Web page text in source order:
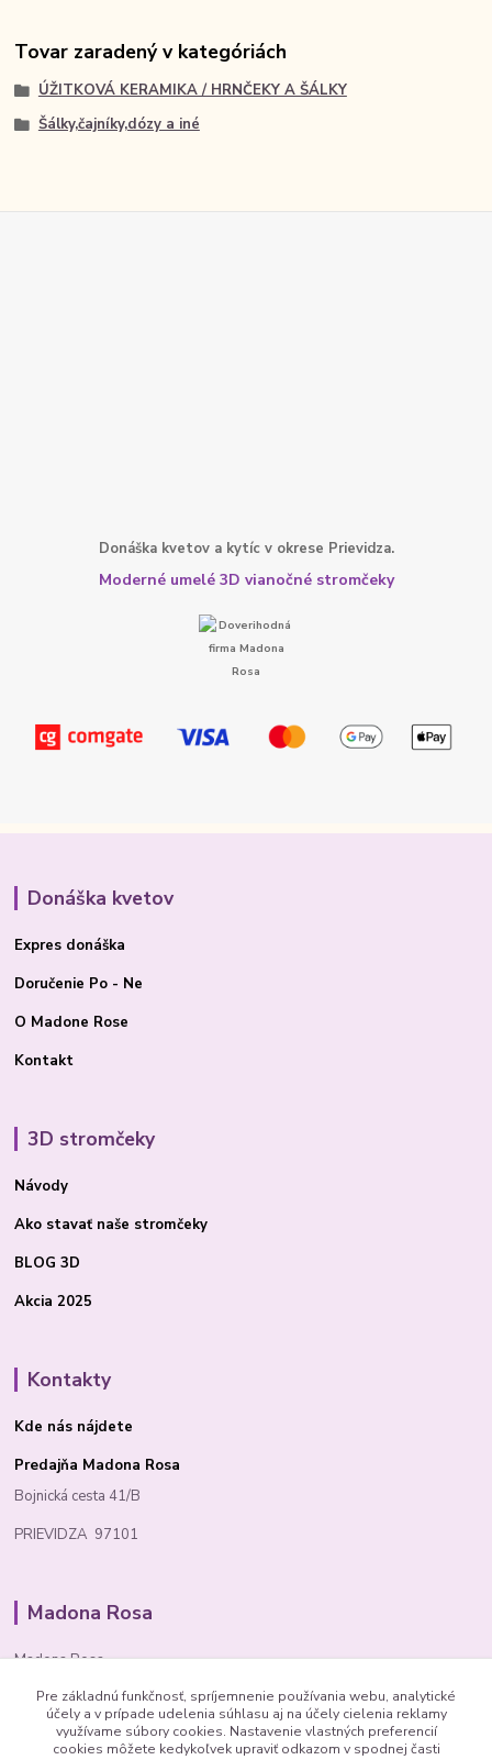
Tovar zaradený v kategóriách
ÚŽITKOVÁ KERAMIKA / HRNČEKY A ŠÁLKY
Šálky,čajníky,dózy a iné
Donáška kvetov a kytíc v okrese Prievidza.
Moderné umelé 3D vianočné stromčeky
Donáška kvetov
Expres donáška
Doručenie Po - Ne
O Madone Rose
Kontakt
3D stromčeky
Návody
Ako stavať naše stromčeky
BLOG 3D
Akcia 2025
Kontakty
Kde nás nájdete
Predajňa Madona Rosa
Bojnická cesta 41/B
PRIEVIDZA 97101
Madona Rosa
Madona Rosa
Richard
+421 905 276 211
Pre základnú funkčnosť, spríjemnenie používania webu, analytické
účely a v prípade udelenia súhlasu aj na účely cielenia reklamy
využívame súbory cookies. Nastavenie vlastných preferencií
cookies môžete kedykoľvek upraviť odkazom v spodnej časti